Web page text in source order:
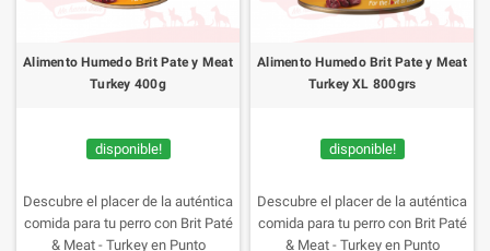
Alimento Humedo Brit Pate y Meat
Turkey 400g
disponible!
Descubre el placer de la auténtica
comida para tu perro con Brit Paté
& Meat - Turkey en Punto
Alimento Humedo Brit Pate y Meat
Turkey XL 800grs
disponible!
Descubre el placer de la auténtica
comida para tu perro con Brit Paté
& Meat - Turkey en Punto